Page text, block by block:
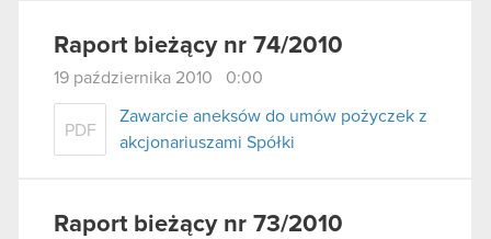
Raport bieżący nr 74/2010
19 października 2010 0:00
PDF
Zawarcie aneksów do umów pożyczek z
akcjonariuszami Spółki
Raport bieżący nr 73/2010